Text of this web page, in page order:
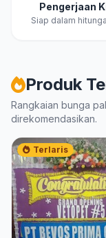
Pengerjaan
Siap dalam
Produk
Rangkaian bunga
direkomendasikan.
Terlaris